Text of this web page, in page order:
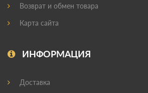
Возврат и обмен товара
Карта сайта
ИНФОРМАЦИЯ
Доставка